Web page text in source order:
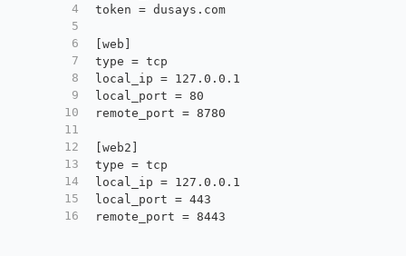
4
5
6
7
8
9
10
11
12
13
14
15
16
token = dusays.com
[web]
type = tcp
local_ip = 127.0.0.1
local_port = 80
remote_port = 8780
[web2]
type = tcp
local_ip = 127.0.0.1
local_port = 443
remote_port = 8443